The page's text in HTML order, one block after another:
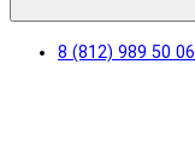
8 (812) 989 50 06